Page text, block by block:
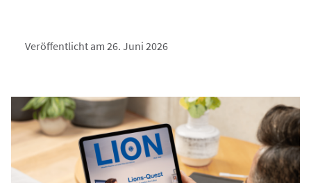
Veröffentlicht am 26. Juni 2026